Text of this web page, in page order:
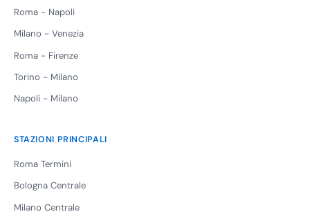
Roma - Napoli
Milano - Venezia
Roma - Firenze
Torino - Milano
Napoli - Milano
STAZIONI PRINCIPALI
Roma Termini
Bologna Centrale
Milano Centrale